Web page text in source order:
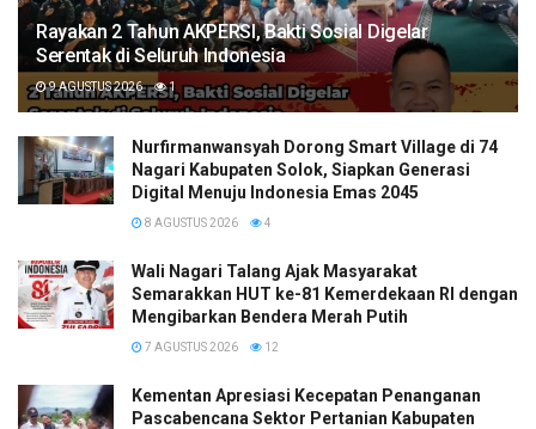
Rayakan 2 Tahun AKPERSI, Bakti Sosial Digelar
Serentak di Seluruh Indonesia
9 AGUSTUS 2026 1
Nurfirmanwansyah Dorong Smart Village di 74
Nagari Kabupaten Solok, Siapkan Generasi
Digital Menuju Indonesia Emas 2045
8 AGUSTUS 2026 4
Wali Nagari Talang Ajak Masyarakat
Semarakkan HUT ke-81 Kemerdekaan RI dengan
Mengibarkan Bendera Merah Putih
7 AGUSTUS 2026 12
Kementan Apresiasi Kecepatan Penanganan
Pascabencana Sektor Pertanian Kabupaten